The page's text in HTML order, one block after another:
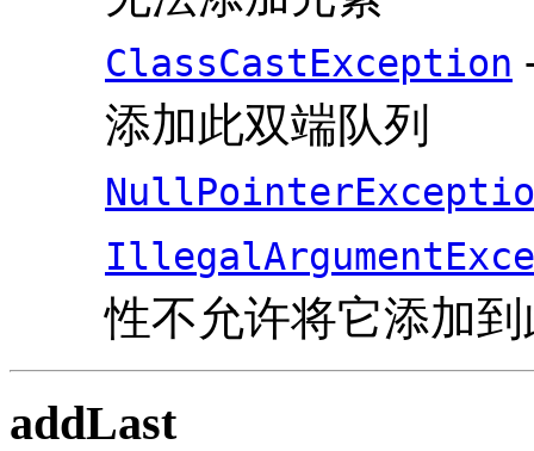
ClassCastException
添加此双端队列
性不允许将它添加
addLast